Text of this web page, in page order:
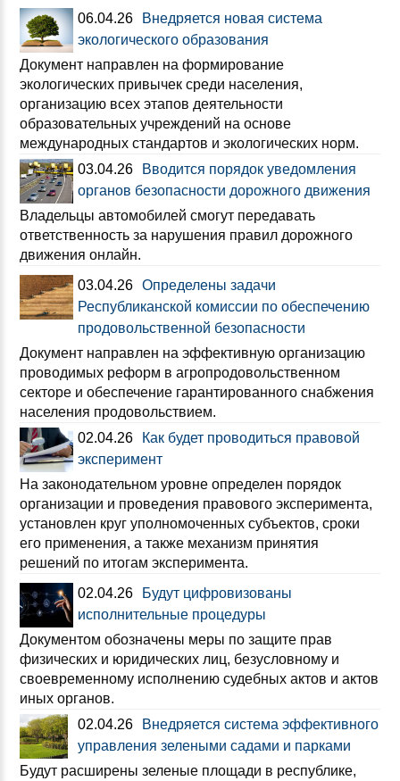
06.04.26
Внедряется новая система
экологического образования
Документ направлен на формирование
экологических привычек среди населения,
организацию всех этапов деятельности
образовательных учреждений на основе
международных стандартов и экологических норм.
03.04.26
Вводится порядок уведомления
органов безопасности дорожного движения
Владельцы автомобилей смогут передавать
ответственность за нарушения правил дорожного
движения онлайн.
03.04.26 Определены задачи
Республиканской комиссии по обеспечению
продовольственной безопасности
Документ направлен на эффективную организацию
проводимых реформ в агропродовольственном
секторе и обеспечение гарантированного снабжения
населения продовольствием.
02.04.26
Как будет проводиться правовой
эксперимент
На законодательном уровне определен порядок
организации и проведения правового эксперимента,
установлен круг уполномоченных субъектов, сроки
его применения, а также механизм принятия
решений по итогам эксперимента.
02.04.26
Будут цифровизованы
исполнительные процедуры
Документом обозначены меры по защите прав
физических и юридических лиц, безусловному и
своевременному исполнению судебных актов и актов
иных органов.
02.04.26
Внедряется система эффективного
управления зелеными садами и парками
Будут расширены зеленые площади в республике,